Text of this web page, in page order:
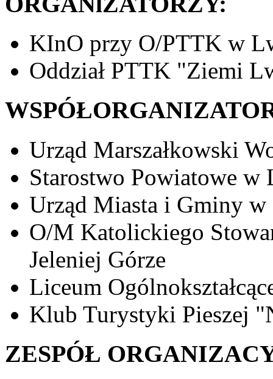
KInO przy O/PTTK w
Oddział PTTK "Ziemi
Urząd Marszałkowski
Starostwo Powiatowe
Urząd Miasta i Gminy
O/M Katolickiego
Jeleniej Górze
Liceum
Klub Turystyki Pieszej
ZESPÓŁ